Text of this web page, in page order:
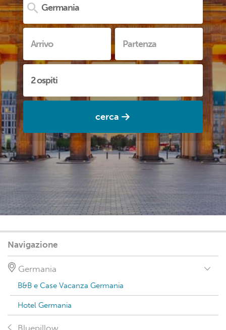
cerca
Navigazione
Germania
B&B e Case Vacanza Germania
Hotel Germania